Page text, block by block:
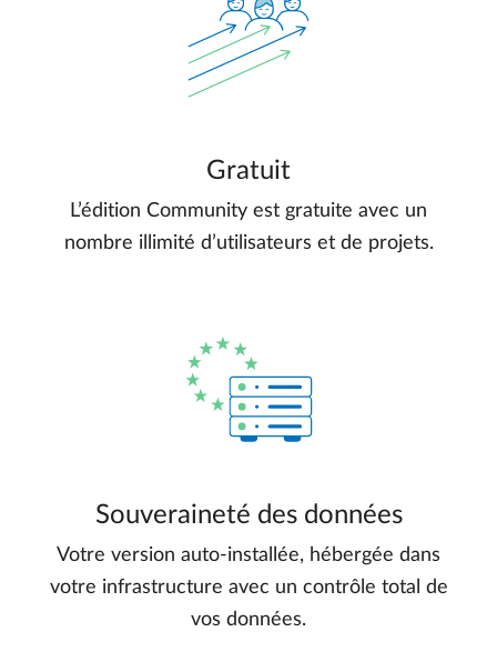
Gratuit
L’édition Community est gratuite avec un
nombre illimité d’utilisateurs et de projets.
Souveraineté des données
Votre version auto-installée, hébergée dans
votre infrastructure avec un contrôle total de
vos données.